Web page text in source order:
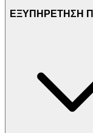
ΕΞΥΠΗΡΕΤΗΣΗ